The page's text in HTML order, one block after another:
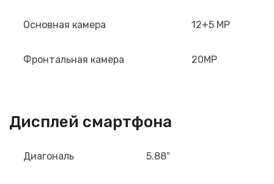
Основная камера 12+5 MP
Фронтальная камера 20MP
Дисплей смартфона
Диагональ 5.88″